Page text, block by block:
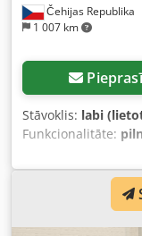
Čehijas Republika
1 007 km
Stāvoklis: labi
Funkcionalitāte:
par iekārtu varat
iesakām. Cjdpfx